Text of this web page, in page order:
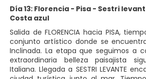
Día 13: Florencia - Pisa - Sestri
Costa azul
Salida de FLORENCIA hacia PISA,
conjunto artístico donde se
Inclinada. La etapa que seguimos a
extraordinaria belleza paisajista
Italiana. Llegada a SESTRI LEVANTE